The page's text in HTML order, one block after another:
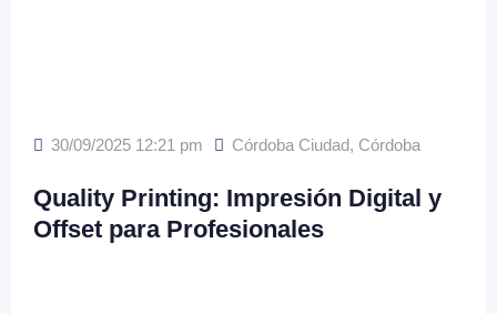
30/09/2025 12:21 pm Córdoba Ciudad, Córdoba
Quality Printing: Impresión Digital y
Offset para Profesionales